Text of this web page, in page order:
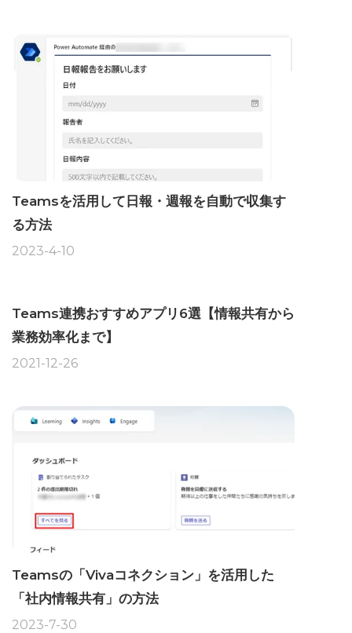
Teamsを活用して日報・週報を自動で収集す
る方法
2023-4-10
Teams連携おすすめアプリ6選【情報共有から
業務効率化まで】
2021-12-26
Teamsの「Vivaコネクション」を活用した
「社内情報共有」の方法
2023-7-30